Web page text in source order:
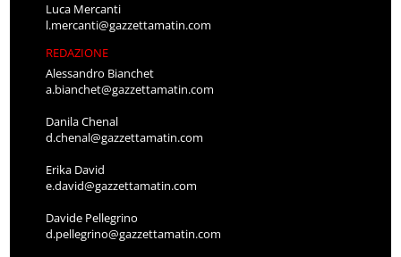
Luca Mercanti
l.mercanti@gazzettamatin.com
REDAZIONE
Alessandro Bianchet
a.bianchet@gazzettamatin.com
Danila Chenal
d.chenal@gazzettamatin.com
Erika David
e.david@gazzettamatin.com
Davide Pellegrino
d.pellegrino@gazzettamatin.com